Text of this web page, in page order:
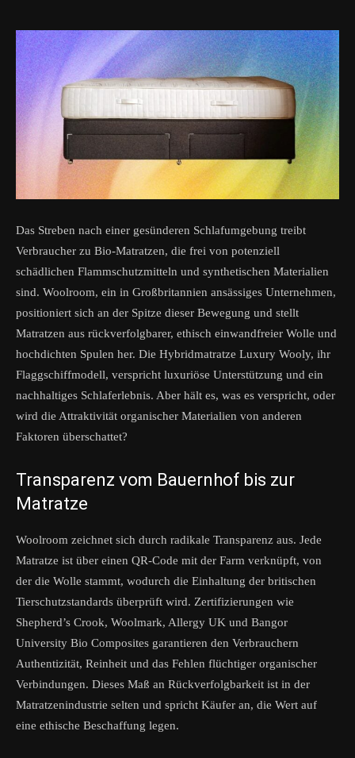
Das Streben nach einer gesünderen Schlafumgebung treibt
Verbraucher zu Bio-Matratzen, die frei von potenziell
schädlichen Flammschutzmitteln und synthetischen Materialien
sind. Woolroom, ein in Großbritannien ansässiges Unternehmen,
positioniert sich an der Spitze dieser Bewegung und stellt
Matratzen aus rückverfolgbarer, ethisch einwandfreier Wolle und
hochdichten Spulen her. Die Hybridmatratze Luxury Wooly, ihr
Flaggschiffmodell, verspricht luxuriöse Unterstützung und ein
nachhaltiges Schlaferlebnis. Aber hält es, was es verspricht, oder
wird die Attraktivität organischer Materialien von anderen
Faktoren überschattet?
Transparenz vom Bauernhof bis zur
Matratze
Woolroom zeichnet sich durch radikale Transparenz aus. Jede
Matratze ist über einen QR-Code mit der Farm verknüpft, von
der die Wolle stammt, wodurch die Einhaltung der britischen
Tierschutzstandards überprüft wird. Zertifizierungen wie
Shepherd’s Crook, Woolmark, Allergy UK und Bangor
University Bio Composites garantieren den Verbrauchern
Authentizität, Reinheit und das Fehlen flüchtiger organischer
Verbindungen. Dieses Maß an Rückverfolgbarkeit ist in der
Matratzenindustrie selten und spricht Käufer an, die Wert auf
eine ethische Beschaffung legen.